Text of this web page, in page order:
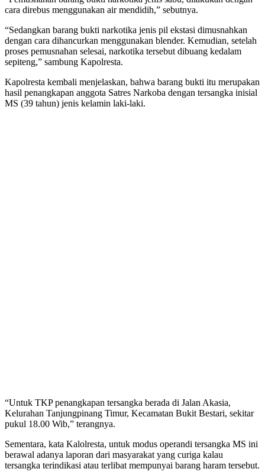
cara direbus menggunakan air mendidih,” sebutnya.
“Sedangkan barang bukti narkotika jenis pil ekstasi dimusnahkan
dengan cara dihancurkan menggunakan blender. Kemudian, setelah
proses pemusnahan selesai, narkotika tersebut dibuang kedalam
sepiteng,” sambung Kapolresta.
Kapolresta kembali menjelaskan, bahwa barang bukti itu merupakan
hasil penangkapan anggota Satres Narkoba dengan tersangka inisial
MS (39 tahun) jenis kelamin laki-laki.
“Untuk TKP penangkapan tersangka berada di Jalan Akasia,
Kelurahan Tanjungpinang Timur, Kecamatan Bukit Bestari, sekitar
pukul 18.00 Wib,” terangnya.
Sementara, kata Kalolresta, untuk modus operandi tersangka MS ini
berawal adanya laporan dari masyarakat yang curiga kalau
tersangka terindikasi atau terlibat mempunyai barang haram tersebut.